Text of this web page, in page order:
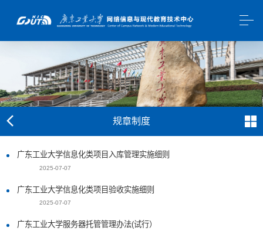
规章制度
广东工业大学信息化类项目入库管理实施细则
2025-07-07
广东工业大学信息化类项目验收实施细则
2025-07-07
广东工业大学服务器托管管理办法(试行）